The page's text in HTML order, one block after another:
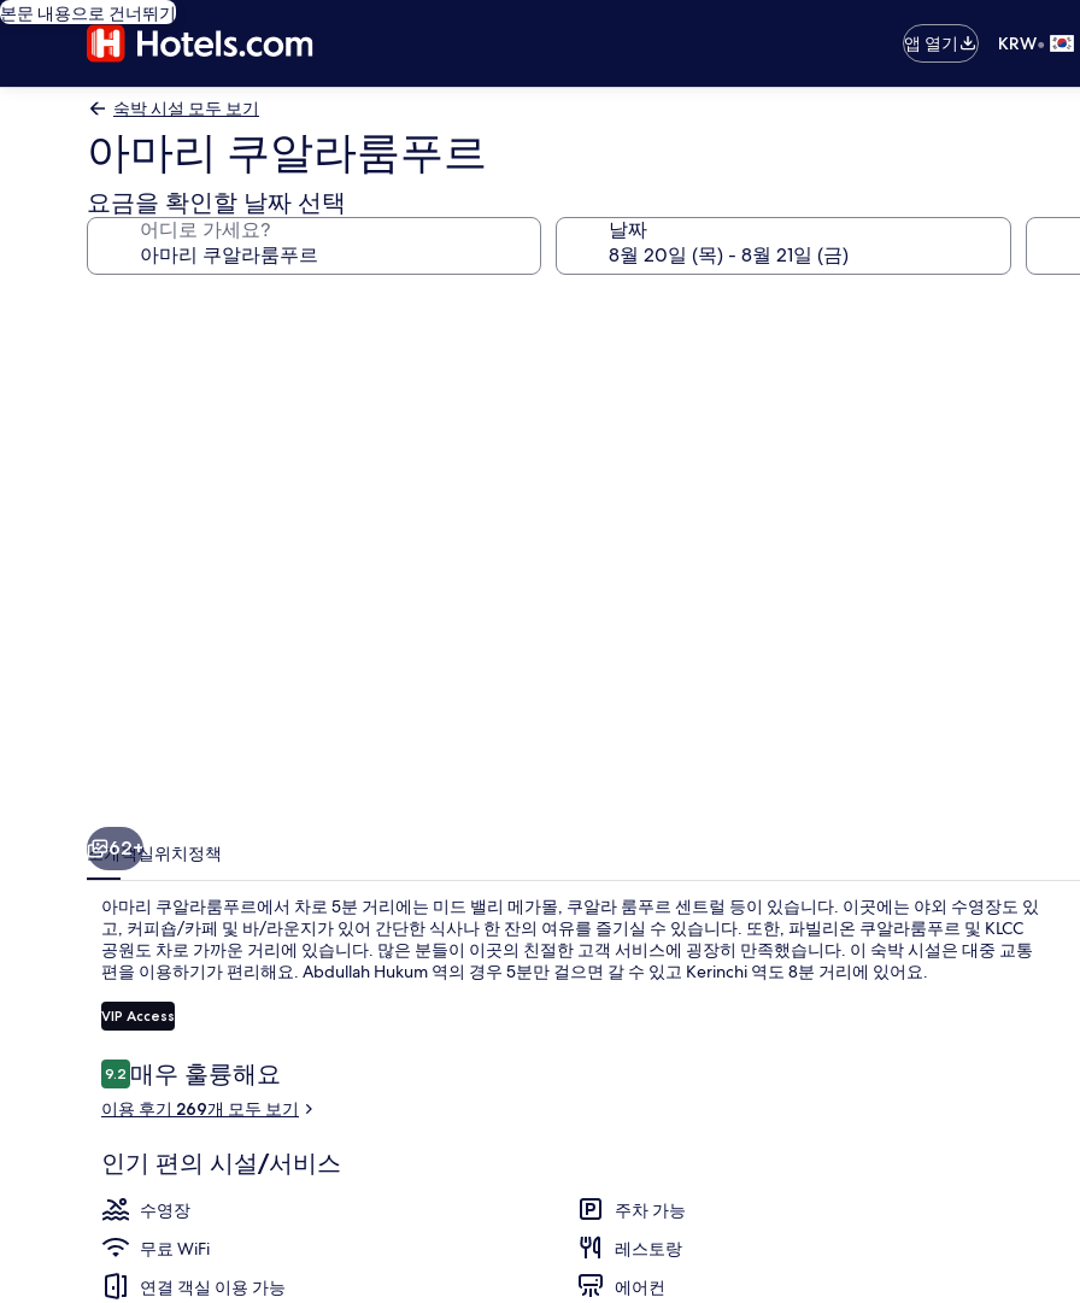
본문 내용으로 건너뛰기
앱 열기
KRW•
숙박 시설 모두 보기
아마리 쿠알라룸푸르
요금을 확인할 날짜 선택
어디로 가세요? 날짜
리62+
소개객실위치정책
아마리 쿠알라룸푸르에서 차로 5분 거리에는 미드 밸리 메가몰, 쿠알라 룸푸르 센트럴 등이 있습니다. 이곳에는 야외 수영장도 있
고, 커피숍/카페 및 바/라운지가 있어 간단한 식사나 한 잔의 여유를 즐기실 수 있습니다. 또한, 파빌리온 쿠알라룸푸르 및 KLCC
공원도 차로 가까운 거리에 있습니다. 많은 분들이 이곳의 친절한 고객 서비스에 굉장히 만족했습니다. 이 숙박 시설은 대중 교통
편을 이용하기가 편리해요. Abdullah Hukum 역의 경우 5분만 걸으면 갈 수 있고 Kerinchi 역도 8분 거리에 있어요.
VIP Access
이
용
후
9.210점 만점 중 9.2점.
매우 훌륭해요
이용 후기 269개 모두 보기
인기 편의 시설/서비스
수영장
주차 가능
무료 WiFi
레스토랑
연결 객실 이용 가능
에어컨